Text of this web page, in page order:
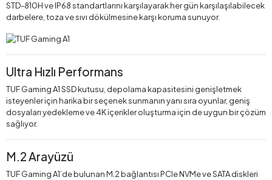
STD-810H ve IP68 standartlarını karşılayarak her gün karşılaşılabilecek
darbelere, toza ve sıvı dökülmesine karşı koruma sunuyor.
Ultra Hızlı Performans
TUF Gaming A1 SSD kutusu, depolama kapasitesini genişletmek
isteyenler için harika bir seçenek sunmanın yanı sıra oyunlar, geniş
dosyaları yedekleme ve 4K içerikler oluşturma için de uygun bir çözüm
sağlıyor.
M.2 Arayüzü
TUF Gaming A1’de bulunan M.2 bağlantısı PCIe NVMe ve SATA diskleri